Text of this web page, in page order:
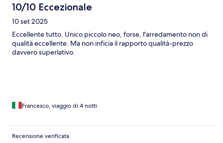
10/10 Eccezionale
10 set 2025
Eccellente tutto. Unico piccolo neo, forse, l'arredamento non di
qualità eccellente. Ma non inficia il rapporto qualità-prezzo
davvero superlativo.
Francesco, viaggio di 4 notti
Recensione verificata